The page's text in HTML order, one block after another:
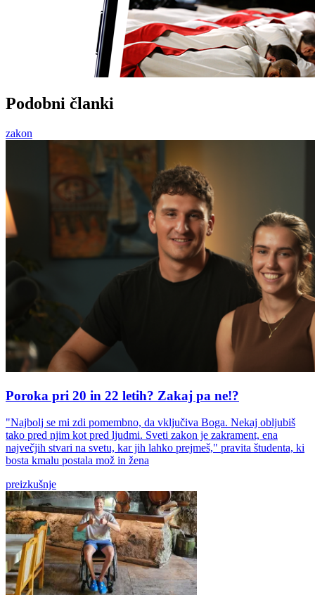
Podobni članki
zakon
Poroka pri 20 in 22 letih? Zakaj pa ne!?
"Najbolj se mi zdi pomembno, da vključiva Boga. Nekaj obljubiš
tako pred njim kot pred ljudmi. Sveti zakon je zakrament, ena
največjih stvari na svetu, kar jih lahko prejmeš," pravita študenta, ki
bosta kmalu postala mož in žena
preizkušnje